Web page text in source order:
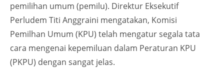
pemilihan umum (pemilu). Direktur Eksekutif
Perludem Titi Anggraini mengatakan, Komisi
Pemilhan Umum (KPU) telah mengatur segala tata
cara mengenai kepemiluan dalam Peraturan KPU
(PKPU) dengan sangat jelas.